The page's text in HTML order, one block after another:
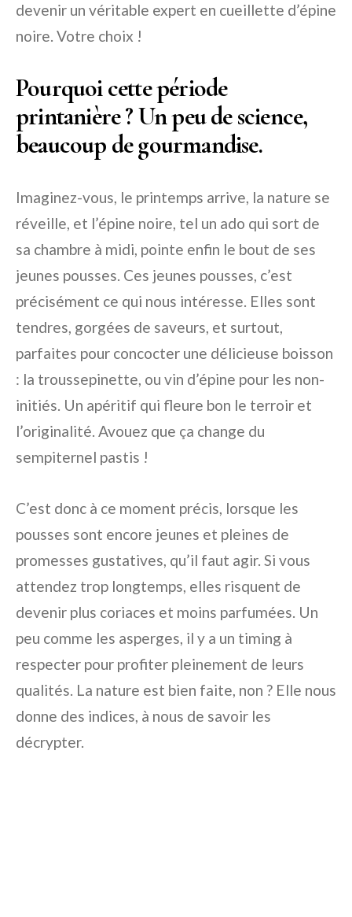
devenir un véritable expert en cueillette d’épine
noire. Votre choix !
Pourquoi cette période
printanière ? Un peu de science,
beaucoup de gourmandise.
Imaginez-vous, le printemps arrive, la nature se
réveille, et l’épine noire, tel un ado qui sort de
sa chambre à midi, pointe enfin le bout de ses
jeunes pousses. Ces jeunes pousses, c’est
précisément ce qui nous intéresse. Elles sont
tendres, gorgées de saveurs, et surtout,
parfaites pour concocter une délicieuse boisson
: la troussepinette, ou vin d’épine pour les non-
initiés. Un apéritif qui fleure bon le terroir et
l’originalité. Avouez que ça change du
sempiternel pastis !
C’est donc à ce moment précis, lorsque les
pousses sont encore jeunes et pleines de
promesses gustatives, qu’il faut agir. Si vous
attendez trop longtemps, elles risquent de
devenir plus coriaces et moins parfumées. Un
peu comme les asperges, il y a un timing à
respecter pour profiter pleinement de leurs
qualités. La nature est bien faite, non ? Elle nous
donne des indices, à nous de savoir les
décrypter.